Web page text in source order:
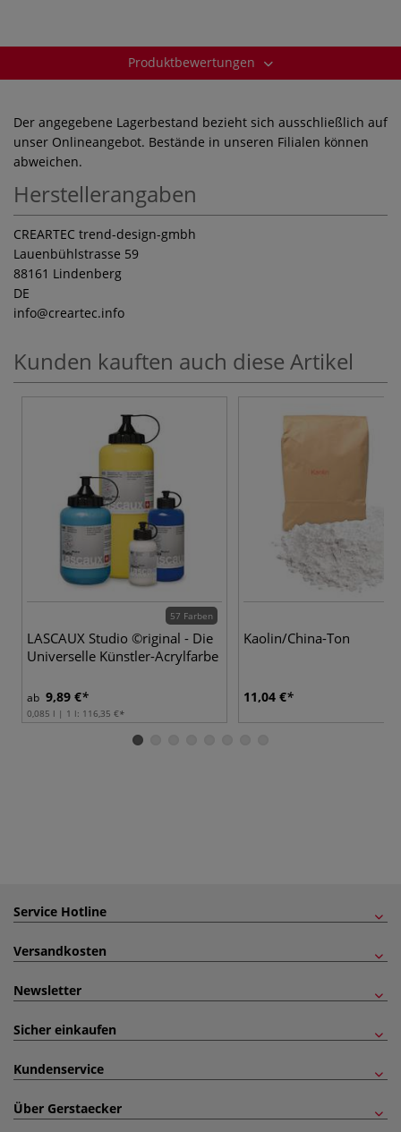
Produktbewertungen
Der angegebene Lagerbestand bezieht sich ausschließlich auf
unser Onlineangebot. Bestände in unseren Filialen können
abweichen.
Herstellerangaben
CREARTEC trend-design-gmbh
Lauenbühlstrasse 59
88161 Lindenberg
DE
info@creartec.info
Kunden kauften auch diese Artikel
57 Farben
LASCAUX Studio ©riginal - Die
Universelle Künstler-Acrylfarbe
ab 9,89 €
0,085 l | 1 l: 116,35 €
Kaolin/China-Ton
11,04 €
Service Hotline
Versandkosten
Newsletter
Sicher einkaufen
Kundenservice
Über Gerstaecker